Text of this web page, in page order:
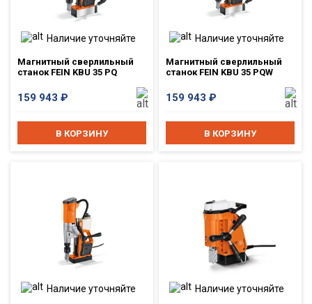
Наличие уточняйте
Магнитный сверлильный
станок FEIN KBU 35 PQ
159 943 ₽
В КОРЗИНУ
Наличие уточняйте
Магнитный сверлильный
станок FEIN KBU 35 PQW
159 943₽
В КОРЗИНУ
Наличие уточняйте Наличие уточняйте